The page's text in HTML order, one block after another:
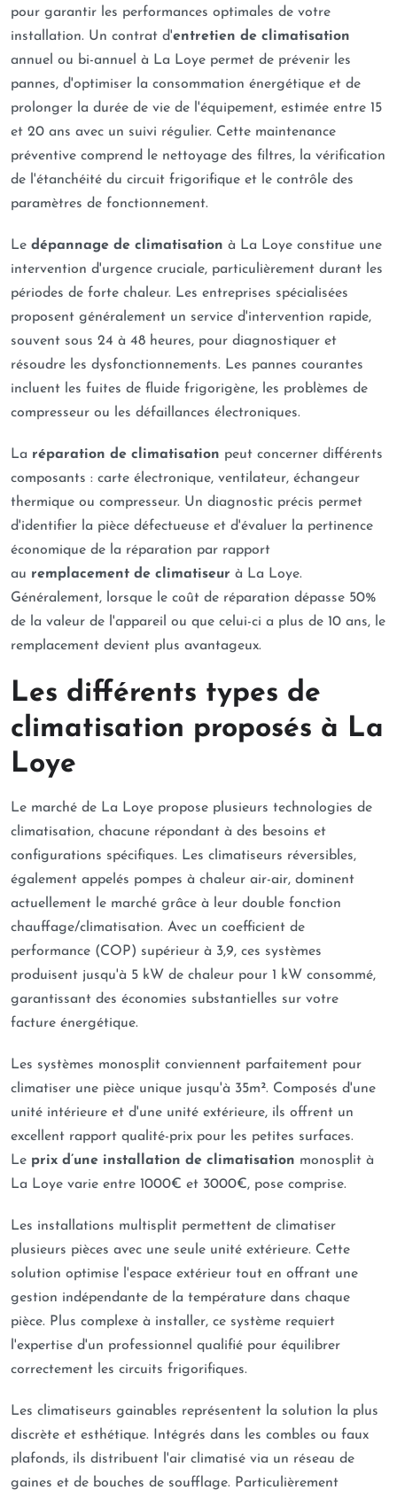
pour garantir les performances optimales de votre
installation. Un contrat d'entretien de climatisation
annuel ou bi-annuel à La Loye permet de prévenir les
pannes, d'optimiser la consommation énergétique et de
prolonger la durée de vie de l'équipement, estimée entre 15
et 20 ans avec un suivi régulier. Cette maintenance
préventive comprend le nettoyage des filtres, la vérification
de l'étanchéité du circuit frigorifique et le contrôle des
paramètres de fonctionnement.
Le dépannage de climatisation à La Loye constitue une
intervention d'urgence cruciale, particulièrement durant les
périodes de forte chaleur. Les entreprises spécialisées
proposent généralement un service d'intervention rapide,
souvent sous 24 à 48 heures, pour diagnostiquer et
résoudre les dysfonctionnements. Les pannes courantes
incluent les fuites de fluide frigorigène, les problèmes de
compresseur ou les défaillances électroniques.
La réparation de climatisation peut concerner différents
composants : carte électronique, ventilateur, échangeur
thermique ou compresseur. Un diagnostic précis permet
d'identifier la pièce défectueuse et d'évaluer la pertinence
économique de la réparation par rapport
au remplacement de climatiseur à La Loye.
Généralement, lorsque le coût de réparation dépasse 50%
de la valeur de l'appareil ou que celui-ci a plus de 10 ans, le
remplacement devient plus avantageux.
Les différents types de
climatisation proposés à La
Loye
Le marché de La Loye propose plusieurs technologies de
climatisation, chacune répondant à des besoins et
configurations spécifiques. Les climatiseurs réversibles,
également appelés pompes à chaleur air-air, dominent
actuellement le marché grâce à leur double fonction
chauffage/climatisation. Avec un coefficient de
performance (COP) supérieur à 3,9, ces systèmes
produisent jusqu'à 5 kW de chaleur pour 1 kW consommé,
garantissant des économies substantielles sur votre
facture énergétique.
Les systèmes monosplit conviennent parfaitement pour
climatiser une pièce unique jusqu'à 35m². Composés d'une
unité intérieure et d'une unité extérieure, ils offrent un
excellent rapport qualité-prix pour les petites surfaces.
Le prix d’une installation de climatisation monosplit à
La Loye varie entre 1000€ et 3000€, pose comprise.
Les installations multisplit permettent de climatiser
plusieurs pièces avec une seule unité extérieure. Cette
solution optimise l'espace extérieur tout en offrant une
gestion indépendante de la température dans chaque
pièce. Plus complexe à installer, ce système requiert
l'expertise d'un professionnel qualifié pour équilibrer
correctement les circuits frigorifiques.
Les climatiseurs gainables représentent la solution la plus
discrète et esthétique. Intégrés dans les combles ou faux
plafonds, ils distribuent l'air climatisé via un réseau de
gaines et de bouches de soufflage. Particulièrement